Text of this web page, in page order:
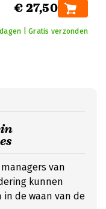
€ 27,50
| Gratis verzonden
van
kunnen
de waan van de